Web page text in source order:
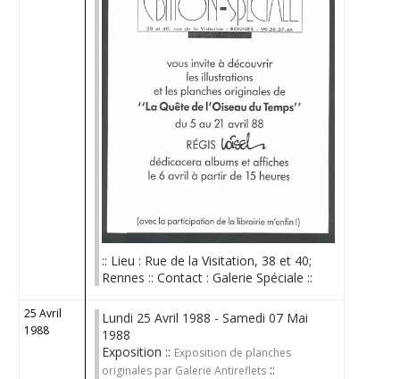
:: Lieu : Rue de la Visitation, 38 et 40;
Rennes :: Contact : Galerie Spéciale ::
25 Avril
1988
Lundi 25 Avril 1988 - Samedi 07 Mai
1988
Exposition :: Exposition de planches
originales par Galerie Antireflets ::